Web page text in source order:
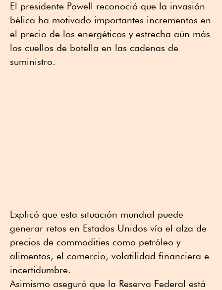
El presidente Powell reconoció que la invasión
bélica ha motivado importantes incrementos en
el precio de los energéticos y estrecha aún más
los cuellos de botella en las cadenas de
suministro.
Explicó que esta situación mundial puede
generar retos en Estados Unidos vía el alza de
precios de commodities como petróleo y
alimentos, el comercio, volatilidad financiera e
incertidumbre.
Asimismo aseguró que la Reserva Federal está